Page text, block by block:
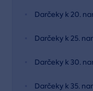
Darčeky k 20.
Darčeky k 25.
Darčeky k 30.
Darčeky k 35.